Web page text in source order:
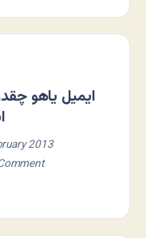
ایمیل یاهو
2013